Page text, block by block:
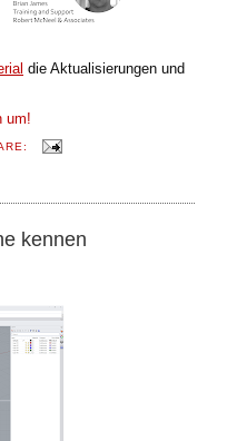
die Aktualisierungen und
um!
kennen